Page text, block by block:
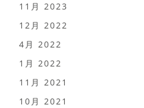
11月 2023
12月 2022
4月 2022
1月 2022
11月 2021
10月 2021